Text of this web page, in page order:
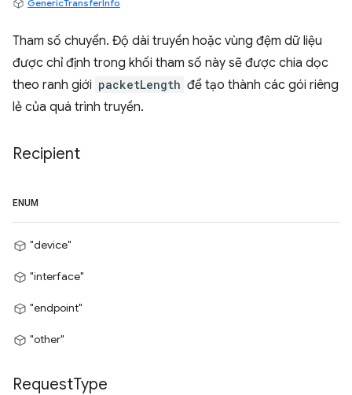
GenericTransferInfo
Tham số chuyển. Độ dài truyền hoặc vùng đệm dữ liệu
được chỉ định trong khối tham số này sẽ được chia dọc
theo ranh giới packetLength để tạo thành các gói riêng
lẻ của quá trình truyền.
Recipient
ENUM
"device"
"interface"
"endpoint"
"other"
RequestType